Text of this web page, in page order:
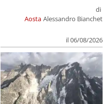
Aosta
di
Alessandro Bianchet
il 06/08/2026